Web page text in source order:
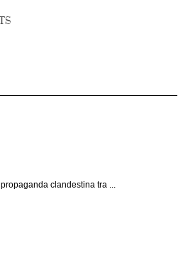
clandestina tra ...